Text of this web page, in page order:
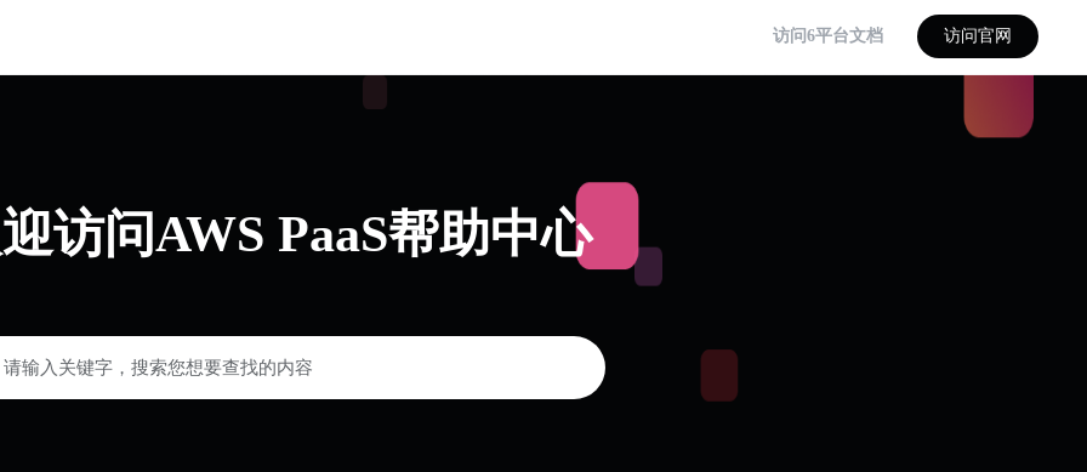
访问6平台文档 访问官网
访问AWS PaaS帮助中心